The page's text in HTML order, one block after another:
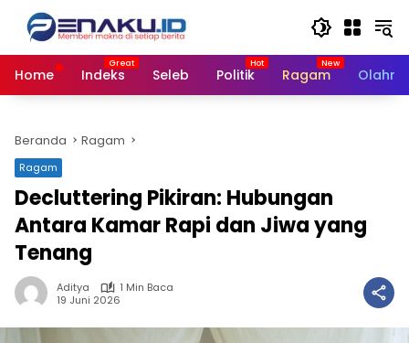
Langsung
konten
Home
Indeks Seleb Politik Ragam
Beranda Ragam
Ragam
Decluttering Pikiran: Hubungan
Antara Kamar Rapi dan Jiwa yang
Tenang
Aditya
1 Min Baca
19 Juni 2026